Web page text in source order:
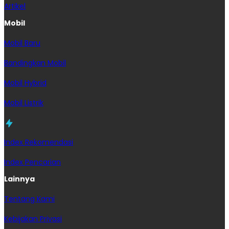
Artikel
Mobil
Mobil Baru
Bandingkan Mobil
Mobil Hybrid
Mobil Listrik
Index Rekomendasi
Index Pencarian
Lainnya
Tentang Kami
Kebijakan Privasi